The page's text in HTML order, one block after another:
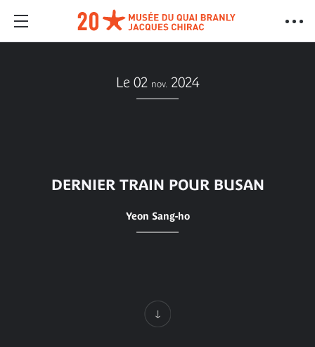
Le 02 nov. 2024
DERNIER TRAIN POUR BUSAN
Yeon Sang-ho